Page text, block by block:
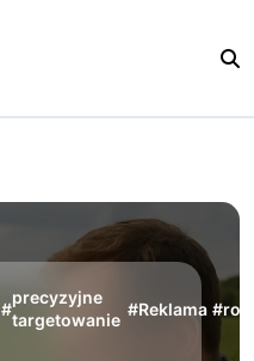
#
precyzyjne
targetowanie
#Reklama #